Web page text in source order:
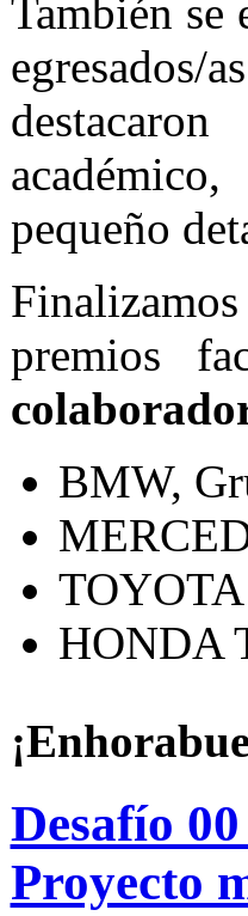
También se
egresados/
pequeño
premios
BMW,
HONDA
Desafío
Proyecto